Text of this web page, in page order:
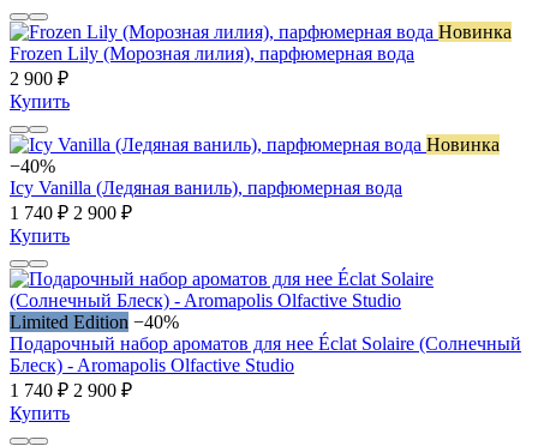
Новинка
Frozen Lily (Морозная лилия), парфюмерная вода
2 900 ₽
Купить
Новинка
−40%
Icy Vanilla (Ледяная ваниль), парфюмерная вода
1 740 ₽ 2 900 ₽
Купить
Limited Edition −40%
Подарочный набор ароматов для нее Éclat Solaire (Солнечный
Блеск) - Aromapolis Olfactive Studio
1 740 ₽ 2 900 ₽
Купить